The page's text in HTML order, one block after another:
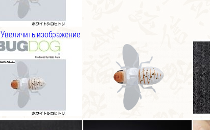
Увеличить изображение